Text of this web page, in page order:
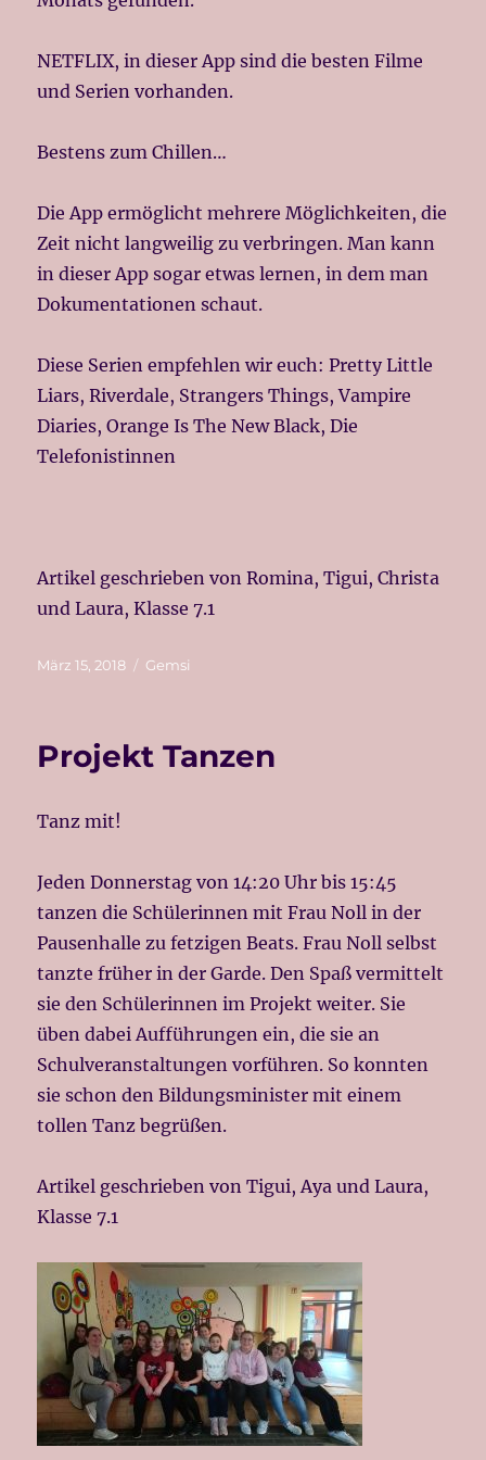
NETFLIX, in dieser App sind die besten Filme
und Serien vorhanden.
Bestens zum Chillen…
Die App ermöglicht mehrere Möglichkeiten, die
Zeit nicht langweilig zu verbringen. Man kann
in dieser App sogar etwas lernen, in dem man
Dokumentationen schaut.
Diese Serien empfehlen wir euch: Pretty Little
Liars, Riverdale, Strangers Things, Vampire
Diaries, Orange Is The New Black, Die
Telefonistinnen
Artikel geschrieben von Romina, Tigui, Christa
und Laura, Klasse 7.1
Veröffentlicht
März 15, 2018 Kategorien
Gemsi
Projekt Tanzen
Tanz mit!
Jeden Donnerstag von 14:20 Uhr bis 15:45
tanzen die Schülerinnen mit Frau Noll in der
Pausenhalle zu fetzigen Beats. Frau Noll selbst
tanzte früher in der Garde. Den Spaß vermittelt
sie den Schülerinnen im Projekt weiter. Sie
üben dabei Aufführungen ein, die sie an
Schulveranstaltungen vorführen. So konnten
sie schon den Bildungsminister mit einem
tollen Tanz begrüßen.
Artikel geschrieben von Tigui, Aya und Laura,
Klasse 7.1